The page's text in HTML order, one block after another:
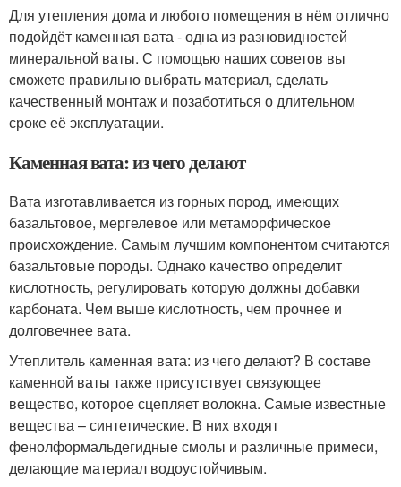
Для утепления дома и любого помещения в нём отлично
подойдёт каменная вата - одна из разновидностей
минеральной ваты. С помощью наших советов вы
сможете правильно выбрать материал, сделать
качественный монтаж и позаботиться о длительном
сроке её эксплуатации.
Каменная вата: из чего делают
Вата изготавливается из горных пород, имеющих
базальтовое, мергелевое или метаморфическое
происхождение. Самым лучшим компонентом считаются
базальтовые породы. Однако качество определит
кислотность, регулировать которую должны добавки
карбоната. Чем выше кислотность, чем прочнее и
долговечнее вата.
Утеплитель каменная вата: из чего делают? В составе
каменной ваты также присутствует связующее
вещество, которое сцепляет волокна. Самые известные
вещества – синтетические. В них входят
фенолформальдегидные смолы и различные примеси,
делающие материал водоустойчивым.